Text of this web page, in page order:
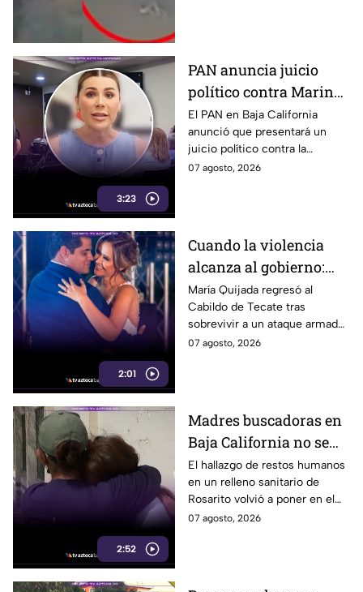
3:23
PAN anuncia juicio
político contra Marina
del Pilar y la fiscal de
Baja California
El PAN en Baja California
anunció que presentará un
juicio político contra la
gobernadora y la fiscal del
07 agosto, 2026
2:01
Cuando la violencia
alcanza al gobierno:
regidora de Tecate
vuelve al Cabildo tras
sobrevivir a un ataque
armado
María Quijada regresó al
Cabildo de Tecate tras
sobrevivir a un ataque armado
en el que murió su esposo y
07 agosto, 2026
2:52
Madres buscadoras en
Baja California no se
detienen: hallazgo de
restos humanos
reaviva la
preocupación
El hallazgo de restos humanos
en un relleno sanitario de
Rosarito volvió a poner en el
centro la labor de las madres
07 agosto, 2026